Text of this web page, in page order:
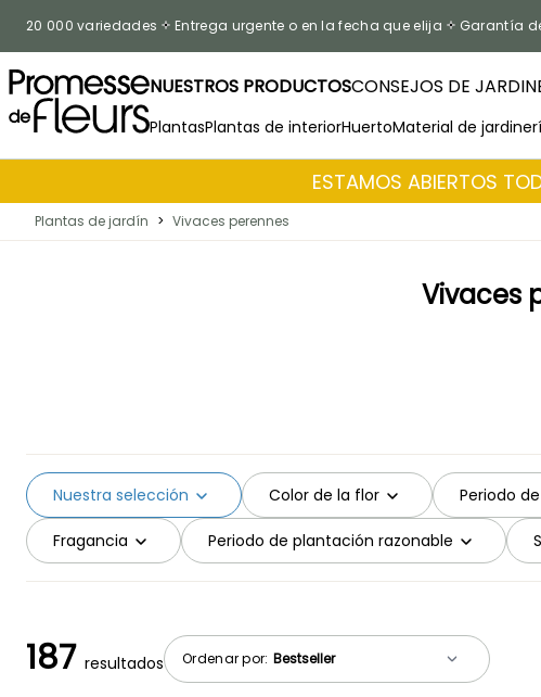
20 000 variedades Entrega urgente o en la fecha que elija Garantía
NUESTROS PRODUCTOSCONSEJOS DE
PlantasPlantas de interiorHuertoMaterial de
ESTAMOS ABIERTOS
Plantas de jardín > Vivaces perennes
Vivaces
Color de la flor Periodo
Fragancia Periodo de plantación razonable
Nuestra selección
Ordenar por:
187 resultados